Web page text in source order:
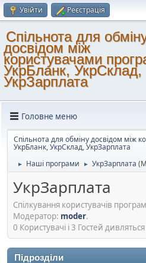
Увійти Реєстрація
Спільнота для
досвідом між
користувачами
УкрБланк, УкрСклад,
УкрЗарплата
Головне меню
Спільнота для обміну досвідом між
УкрБланк, УкрСклад, УкрЗарплата
► Наші програми ► УкрЗарплата
УкрЗарплата
Спілкування користувачів
Модератор: moder.
0 Користувачі і 3 Гостей
Підрозділи